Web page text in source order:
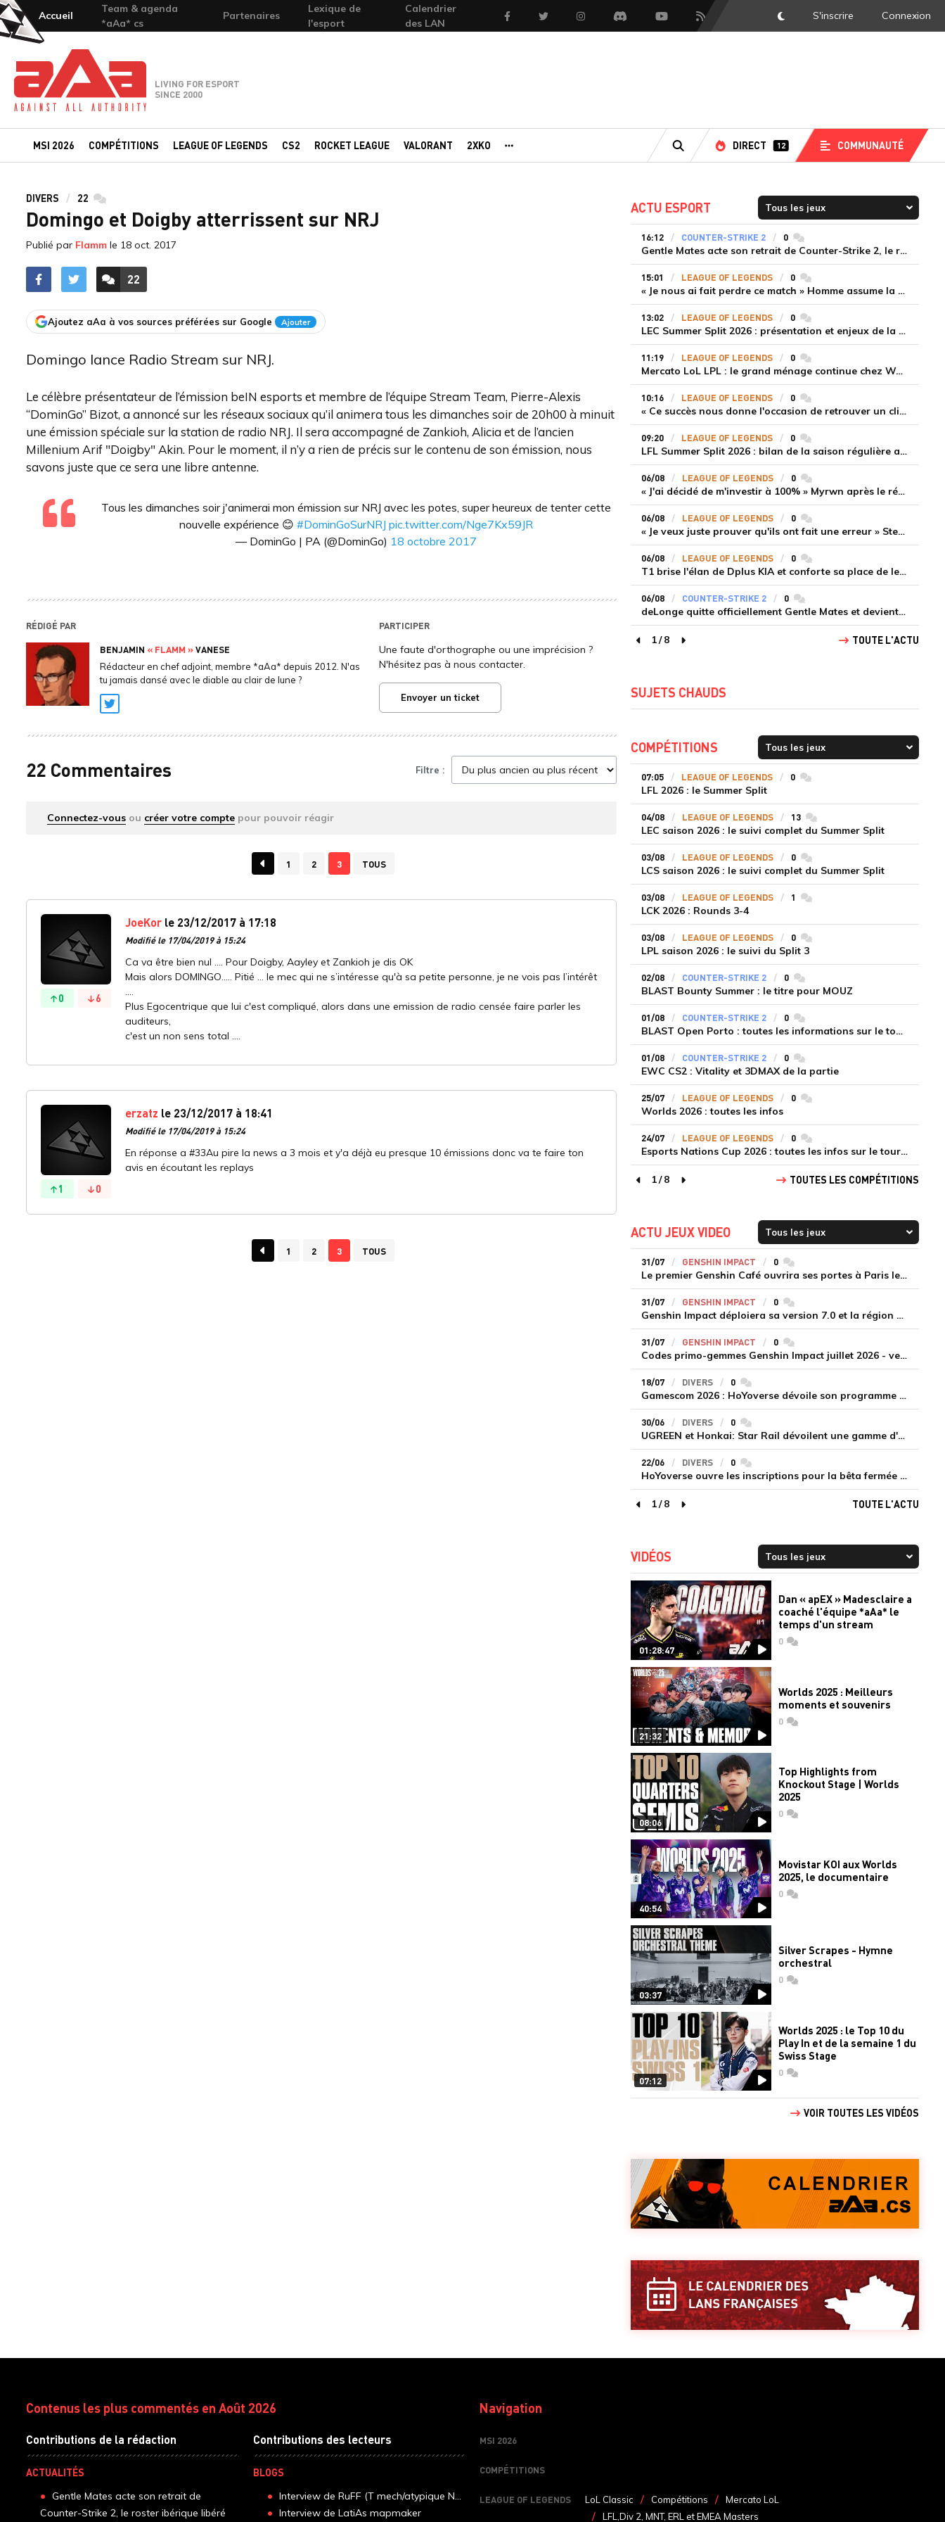
Accueil
Team & agenda
*aAa* cs
Partenaires
Lexique de
l'esport
Calendrier
des LAN
FacebookTwitter InstagramDiscord YoutubeFlux RSS DarkMode
S'inscrire Connexion
Team-aAa - against All authority
LIVING FOR ESPORT
SINCE 2000
MSI 2026 COMPÉTITIONS LEAGUE OF LEGENDS CS2 ROCKET LEAGUE VALORANT 2XKO
RECHERCHE
DIRECT 12 COMMUNAUTÉ
DIVERS 22 commentaires
Domingo et Doigby atterrissent sur NRJ
Publié par Flamm le 18 oct. 2017
ACCÉDER AUX
22
COMMENTAIRES
Ajoutez aAa à vos sources préférées sur Google Ajouter
Domingo lance Radio Stream sur NRJ.
Le célèbre présentateur de l’émission beIN esports et membre de l’équipe Stream Team, Pierre-Alexis
“DominGo” Bizot, a annoncé sur les réseaux sociaux qu’il animera tous les dimanches soir de 20h00 à minuit
une émission spéciale sur la station de radio NRJ. Il sera accompagné de Zankioh, Alicia et de l’ancien
Millenium Arif "Doigby" Akin. Pour le moment, il n’y a rien de précis sur le contenu de son émission, nous
savons juste que ce sera une libre antenne.
Tous les dimanches soir j'animerai mon émission sur NRJ avec les potes, super heureux de tenter cette
nouvelle expérience 😊#DominGoSurNRJ pic.twitter.com/Nge7Kx59JR
— DominGo | PA (@DominGo) 18 octobre 2017
RÉDIGÉ PAR
BENJAMIN « FLAMM »VANESE
Rédacteur en chef adjoint, membre *aAa* depuis 2012. N'as
tu jamais dansé avec le diable au clair de lune ?
Twitter
PARTICIPER
Une faute d'orthographe ou une imprécision ?
N'hésitez pas à nous contacter.
Envoyer un ticket
22 Commentaires Filtre :
Connectez-vous ou créer votre compte pour pouvoir réagir
1 2 3 TOUS
0 6
JoeKor le 23/12/2017 à 17:18
Modifié le 17/04/2019 à 15:24
Ca va être bien nul .... Pour Doigby, Aayley et Zankioh je dis OK
Mais alors DOMINGO..... Pitié ... le mec qui ne s’intéresse qu'à sa petite personne, je ne vois pas l’intérêt
....
Plus Egocentrique que lui c'est compliqué, alors dans une emission de radio censée faire parler les
auditeurs,
c'est un non sens total ....
1 0
erzatz le 23/12/2017 à 18:41
Modifié le 17/04/2019 à 15:24
En réponse a #33Au pire la news a 3 mois et y'a déjà eu presque 10 émissions donc va te faire ton
avis en écoutant les replays
1 2 3 TOUS
ACTU ESPORT
16:12 COUNTER-STRIKE 2 0commentaires
Gentle Mates acte son retrait de Counter-Strike 2, le roster ibérique libéré
15:01 LEAGUE OF LEGENDS 0commentaires
« Je nous ai fait perdre ce match » Homme assume la responsabilité de la défaite de HLE face à Gen.G
13:02 LEAGUE OF LEGENDS 0commentaires
LEC Summer Split 2026 : présentation et enjeux de la troisième semaine de compétition
11:19 LEAGUE OF LEGENDS 0commentaires
Mercato LoL LPL : le grand ménage continue chez Weibo Gaming, Jiejie quitte le navire au profit de Xiaohao
10:16 LEAGUE OF LEGENDS 0commentaires
« Ce succès nous donne l'occasion de retrouver un climat beaucoup plus positif » Ryu et Canyon soulagés après la victoire de Gen.G sur HLE
09:20 LEAGUE OF LEGENDS 0commentaires
LFL Summer Split 2026 : bilan de la saison régulière avec Solary en tête
06/08 LEAGUE OF LEGENDS 0commentaires
« J'ai décidé de m'investir à 100% » Myrwn après le réveil de Movistar KOI face à Fnatic
06/08 LEAGUE OF LEGENDS 0commentaires
« Je veux juste prouver qu'ils ont fait une erreur » Stend se confie sur son mercato chaotique et ses ambitions avec Shifters
06/08 LEAGUE OF LEGENDS 0commentaires
T1 brise l'élan de Dplus KIA et conforte sa place de leader en LCK 2026 Rounds 3-4
06/08 COUNTER-STRIKE 2 0commentaires
deLonge quitte officiellement Gentle Mates et devient agent libre
page précédente
1/8
page suivante
TOUTE L'ACTU
SUJETS CHAUDS
COMPÉTITIONS
07:05 LEAGUE OF LEGENDS 0commentaires
LFL 2026 : le Summer Split
04/08 LEAGUE OF LEGENDS 13commentaires
LEC saison 2026 : le suivi complet du Summer Split
03/08 LEAGUE OF LEGENDS 0commentaires
LCS saison 2026 : le suivi complet du Summer Split
03/08 LEAGUE OF LEGENDS 1 commentaires
LCK 2026 : Rounds 3-4
03/08 LEAGUE OF LEGENDS 0commentaires
LPL saison 2026 : le suivi du Split 3
02/08 COUNTER-STRIKE 2 0commentaires
BLAST Bounty Summer : le titre pour MOUZ
01/08 COUNTER-STRIKE 2 0commentaires
BLAST Open Porto : toutes les informations sur le tournoi
01/08 COUNTER-STRIKE 2 0commentaires
EWC CS2 : Vitality et 3DMAX de la partie
25/07 LEAGUE OF LEGENDS 0commentaires
Worlds 2026 : toutes les infos
24/07 LEAGUE OF LEGENDS 0commentaires
Esports Nations Cup 2026 : toutes les infos sur le tournoi
page précédente
1/8
page suivante
TOUTES LES COMPÉTITIONS
ACTU JEUX VIDEO
31/07 GENSHIN IMPACT 0commentaires
Le premier Genshin Café ouvrira ses portes à Paris le 14 août
31/07 GENSHIN IMPACT 0commentaires
Genshin Impact déploiera sa version 7.0 et la région de Snezhnaya le 12 août
31/07 GENSHIN IMPACT 0commentaires
Codes primo-gemmes Genshin Impact juillet 2026 - version 7.0
18/07 DIVERS 0commentaires
Gamescom 2026 : HoYoverse dévoile son programme et présente deux nouveaux jeux inédits
30/06 DIVERS 0commentaires
UGREEN et Honkai: Star Rail dévoilent une gamme d'accessoires de recharge en édition limitée
22/06 DIVERS 0commentaires
HoYoverse ouvre les inscriptions pour la bêta fermée de Honkai : Nexus Anima
page précédente
1/8
page suivante
TOUTE L'ACTU
VIDÉOS
01:28:47
Dan « apEX » Madesclaire a
coaché l'équipe *aAa* le
temps d'un stream
0commentaires
21:32
Worlds 2025 : Meilleurs
moments et souvenirs
0commentaires
08:06
Top Highlights from
Knockout Stage | Worlds
2025
0commentaires
40:54
Movistar KOI aux Worlds
2025, le documentaire
0commentaires
03:37
Silver Scrapes - Hymne
orchestral
0commentaires
07:12
Worlds 2025 : le Top 10 du
Play In et de la semaine 1 du
Swiss Stage
0commentaires
VOIR TOUTES LES VIDÉOS
Contenus les plus commentés en Août 2026
Contributions de la rédaction
ACTUALITÉS
Gentle Mates acte son retrait de
Counter-Strike 2, le roster ibérique libéré
Contributions des lecteurs
BLOGS
Interview de RuFF (T mech/atypique N...
Interview de LatiAs mapmaker
Navigation
MSI 2026
COMPÉTITIONS
LEAGUE OF LEGENDS LoL Classic Compétitions
Mercato LoL
LFL,Div 2, MNT, ERL et EMEA Masters